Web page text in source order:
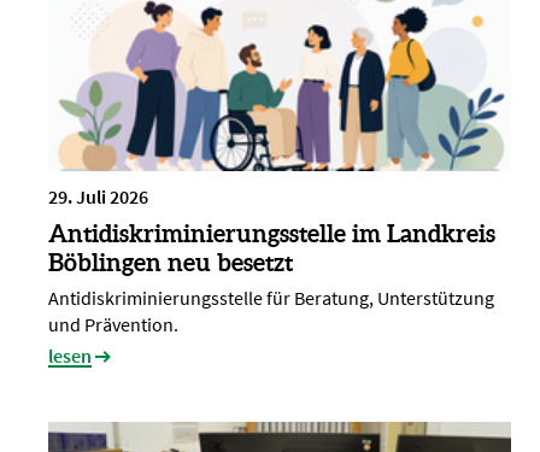
29. Juli 2026
Antidiskriminierungsstelle im Landkreis
Böblingen neu besetzt
Antidiskriminierungsstelle für Beratung, Unterstützung
und Prävention.
lesen